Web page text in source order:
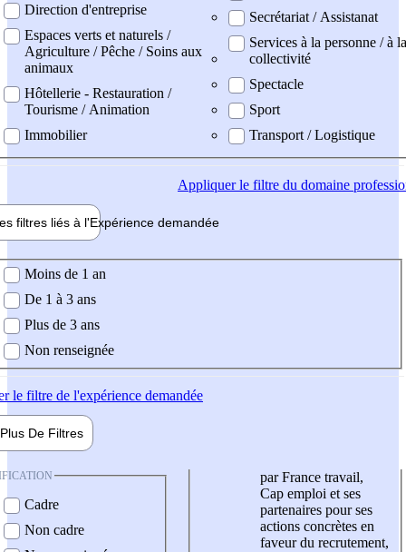
Direction d'entreprise
Espaces verts et naturels /
Agriculture / Pêche / Soins aux
animaux
Hôtellerie - Restauration /
Tourisme / Animation
Immobilier
Secrétariat / Assistanat
Services à la personne / à la
collectivité
Spectacle
Sport
Transport / Logistique
Appliquerle filtre du domaine
filtres liés à l'Expérience demandée
demandée
Moins de 1 an
De 1 à 3 ans
Plus de 3 ans
Non renseignée
le filtre de l'expérience demandée
Plus De Filtres
Cadre
Non cadre
par France travail,
Cap emploi et ses
partenaires pour ses
actions concrètes en
faveur du recrutement,